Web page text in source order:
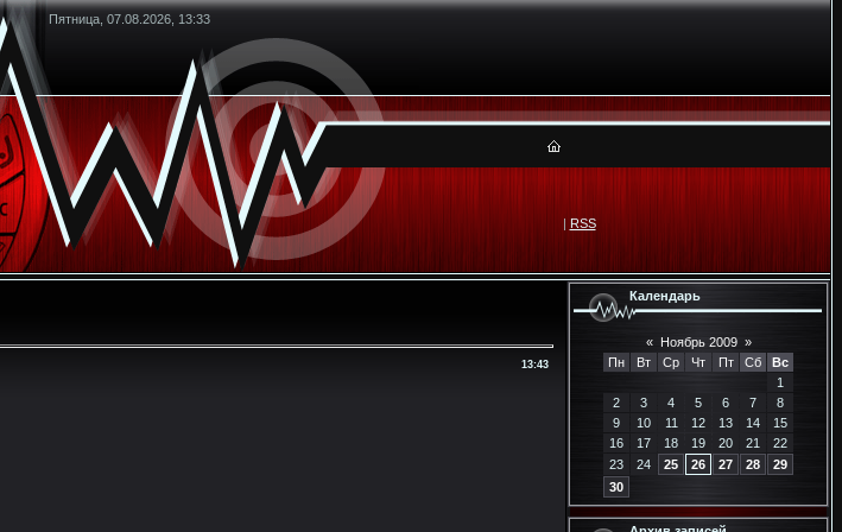
Пятница, 07.08.2026, 13:33
| RSS
13:43
Календарь
« Ноябрь 2009 »
Пн
Вт Ср Чт Пт Сб
Вс
1
2
3 4 5 6 7
8
9
10 11 12 13 14
15
16
17 18 19 20 21
22
23
24 25 26 27 28
29
30